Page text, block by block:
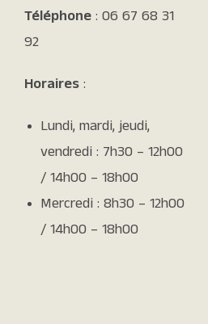
Téléphone : 06 67 68 31
92
Horaires :
Lundi, mardi, jeudi,
vendredi : 7h30 – 12h00
/ 14h00 – 18h00
Mercredi : 8h30 – 12h00
/ 14h00 – 18h00